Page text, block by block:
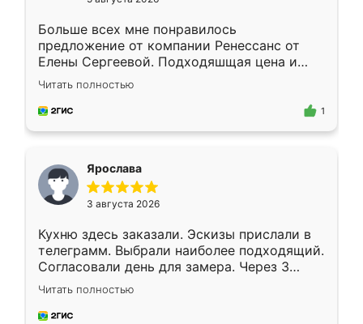
Больше всех мне понравилось
предложение от компании Ренессанс от
Елены Сергеевой. Подходяшщая цена и
короткие сроки изготовления. Приехавший
для замера сотрудник Владислав
предложил по моему эскизу самый
Читать полностью
1
Ярослава
3 августа 2026
Кухню здесь заказали. Эскизы прислали в
телеграмм. Выбрали наиболее подходящий.
Согласовали день для замера. Через 3
недели кухня была уже готова. Остались
довольны работой. Спасибо Ренессанс
мебель за качественную работу!
Читать полностью